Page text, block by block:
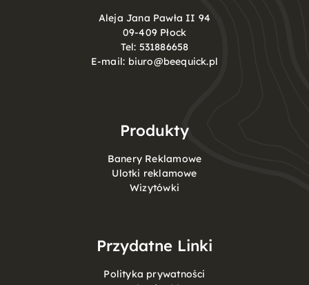
Aleja Jana Pawła II 94
09-409 Płock
Tel: 531886658
E-mail: biuro@beequick.pl
Produkty
Banery Reklamowe
Ulotki reklamowe
Wizytówki
Przydatne Linki
Polityka prywatności